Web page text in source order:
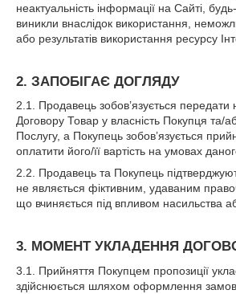
неактуальність інформації на Сайті,
виникли внаслідок використання,
або результатів використання ресурсу
2. ЗАПОБІГАЄ ДОГЛЯДУ
2.1. Продавець зобов’язується передати
Договору Товар у власність Покупця та/
Послугу, а Покупець зобов’язується
оплатити його/її вартість на умовах
2.2. Продавець та Покупець
не являється фіктивним, удаваним
що вчиняється під впливом насильства
3. МОМЕНТ УКЛАДЕННЯ
3.1. Прийняття Покупцем пропозиції
здійснюється шляхом оформлення